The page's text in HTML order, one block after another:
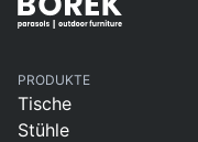
PRODUKTE
Tische
Stühle